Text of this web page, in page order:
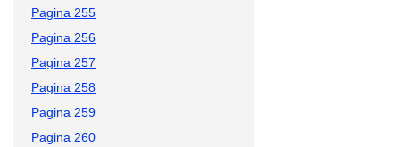
Pagina 255
Pagina 256
Pagina 257
Pagina 258
Pagina 259
Pagina 260